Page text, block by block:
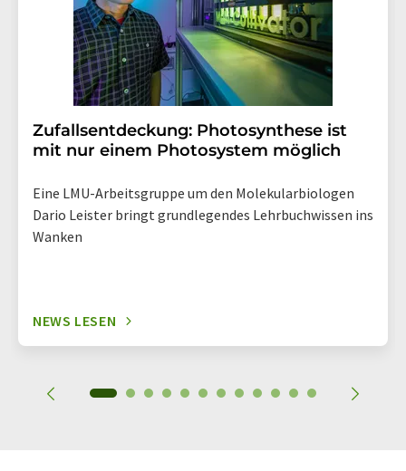
enthalten.
Zufallsentdeckung: Photosynthese ist
mit nur einem Photosystem möglich
Eine LMU-Arbeitsgruppe um den Molekularbiologen
Dario Leister bringt grundlegendes Lehrbuchwissen ins
Wanken
NEWS LESEN